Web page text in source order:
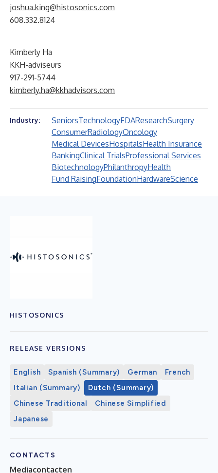
joshua.king@histosonics.com
608.332.8124
Kimberly Ha
KKH-adviseurs
917-291-5744
kimberly.ha@kkhadvisors.com
Industry: SeniorsTechnologyFDAResearchSurgery
ConsumerRadiologyOncology
Medical DevicesHospitalsHealth Insurance
BankingClinical TrialsProfessional Services
BiotechnologyPhilanthropyHealth
Fund RaisingFoundationHardwareScience
HISTOSONICS
RELEASE VERSIONS
English Spanish (Summary) German
French
Italian (Summary)
Dutch (Summary)
Chinese Traditional
Chinese Simplified
Japanese
CONTACTS
Mediacontacten